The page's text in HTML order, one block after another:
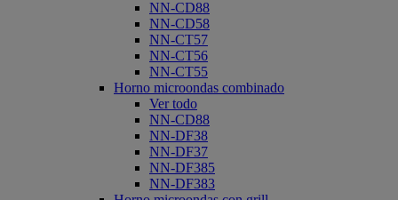
NN-CD88
NN-CD58
NN-CT57
NN-CT56
NN-CT55
Horno microondas combinado
Ver todo
NN-CD88
NN-DF38
NN-DF37
NN-DF385
NN-DF383